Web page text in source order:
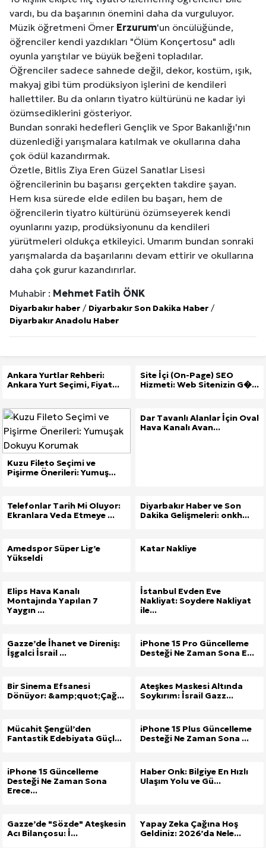
vardı, bu da başarının önemini daha da vurguluyor.
Müzik öğretmeni Ömer Erzurum'un öncülüğünde,
öğrenciler kendi yazdıkları "Ölüm Konçertosu" adlı
oyunla yarıştılar ve büyük beğeni topladılar.
Öğrenciler sadece sahnede değil, dekor, kostüm, ışık,
makyaj gibi tüm prodüksiyon işlerini de kendileri
hallettiler. Bu da onların tiyatro kültürünü ne kadar iyi
özümsediklerini gösteriyor.
Bundan sonraki hedefleri Gençlik ve Spor Bakanlığı'nın
düzenlediği yarışmalara katılmak ve okullarına daha
çok ödül kazandırmak.
Özetle, Bitlis Ziya Eren Güzel Sanatlar Lisesi
öğrencilerinin bu başarısı gerçekten takdire şayan.
Hem kısa sürede elde edilen bu başarı, hem de
öğrencilerin tiyatro kültürünü özümseyerek kendi
oyunlarını yazıp, prodüksiyonunu da kendileri
yürütmeleri oldukça etkileyici. Umarım bundan sonraki
yarışmalarda da başarılarını devam ettirir ve okullarına
daha çok gurur kazandırırlar.
Muhabir : Mehmet Fatih ÖNK
Diyarbakır haber / Diyarbakır Son Dakika Haber /
Diyarbakır Anadolu Haber
Ankara Yurtlar Rehberi:
Ankara Yurt Seçimi, Fiyat...
Site İçi (On-Page) SEO
Hizmeti: Web Sitenizin G�...
Kuzu Fileto Seçimi ve
Pişirme Önerileri: Yumuş...
Dar Tavanlı Alanlar İçin Oval
Hava Kanalı Avan...
Telefonlar Tarih Mi Oluyor:
Ekranlara Veda Etmeye ...
Diyarbakır Haber ve Son
Dakika Gelişmeleri: onkh...
Amedspor Süper Lig’e
Yükseldi
Katar Nakliye
Elips Hava Kanalı
Montajında Yapılan 7
Yaygın ...
İstanbul Evden Eve
Nakliyat: Soydere Nakliyat
ile...
Gazze’de İhanet ve Direniş:
İşgalci İsrail ...
iPhone 15 Pro Güncelleme
Desteği Ne Zaman Sona E...
Bir Sinema Efsanesi
Dönüyor: &amp;quot;Çağ...
Ateşkes Maskesi Altında
Soykırım: İsrail Gazz...
Mücahit Şengül’den
Fantastik Edebiyata Güçl...
iPhone 15 Plus Güncelleme
Desteği Ne Zaman Sona ...
iPhone 15 Güncelleme
Desteği Ne Zaman Sona
Erece...
Haber Onk: Bilgiye En Hızlı
Ulaşım Yolu ve Gü...
Gazze’de "Sözde" Ateşkesin
Acı Bilançosu: İ...
Yapay Zeka Çağına Hoş
Geldiniz: 2026’da Nele...